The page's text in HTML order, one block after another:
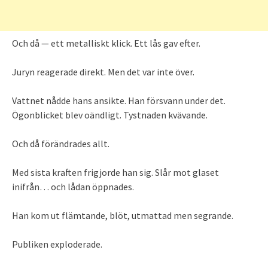
Och då — ett metalliskt klick. Ett lås gav efter.
Juryn reagerade direkt. Men det var inte över.
Vattnet nådde hans ansikte. Han försvann under det.
Ögonblicket blev oändligt. Tystnaden kvävande.
Och då förändrades allt.
Med sista kraften frigjorde han sig. Slår mot glaset
inifrån… och lådan öppnades.
Han kom ut flämtande, blöt, utmattad men segrande.
Publiken exploderade.